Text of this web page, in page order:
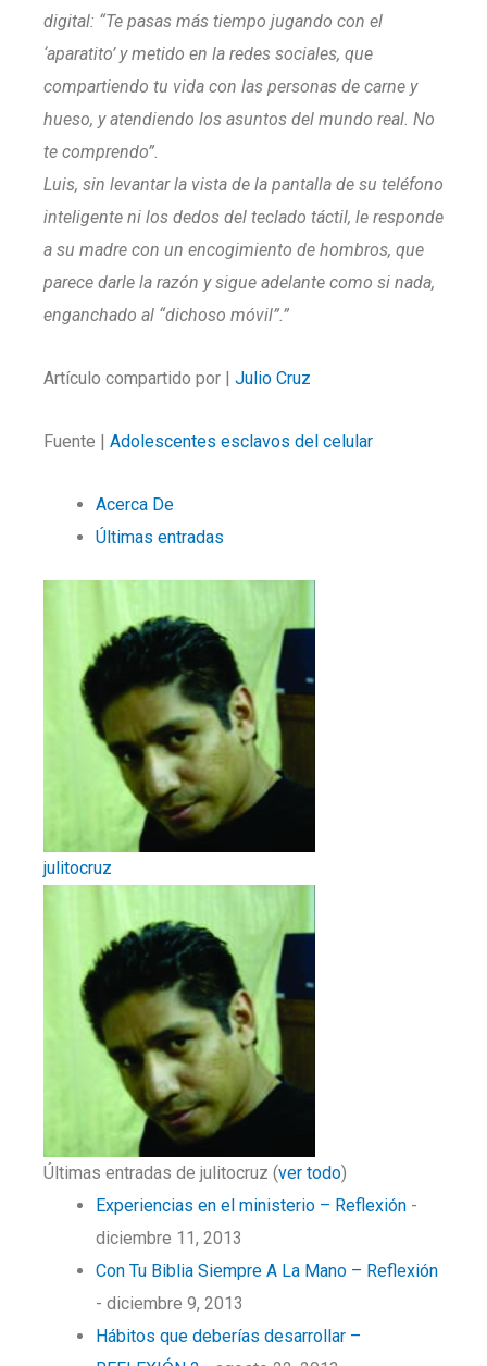
digital: “Te pasas más tiempo jugando con el
‘aparatito’ y metido en la redes sociales, que
compartiendo tu vida con las personas de carne y
hueso, y atendiendo los asuntos del mundo real. No
te comprendo”.
Luis, sin levantar la vista de la pantalla de su teléfono
inteligente ni los dedos del teclado táctil, le responde
a su madre con un encogimiento de hombros, que
parece darle la razón y sigue adelante como si nada,
enganchado al “dichoso móvil”.”
Artículo compartido por | Julio Cruz
Fuente | Adolescentes esclavos del celular
Acerca De
Últimas entradas
julitocruz
Últimas entradas de julitocruz (ver todo)
Experiencias en el ministerio – Reflexión -
diciembre 11, 2013
Con Tu Biblia Siempre A La Mano – Reflexión
- diciembre 9, 2013
Hábitos que deberías desarrollar –